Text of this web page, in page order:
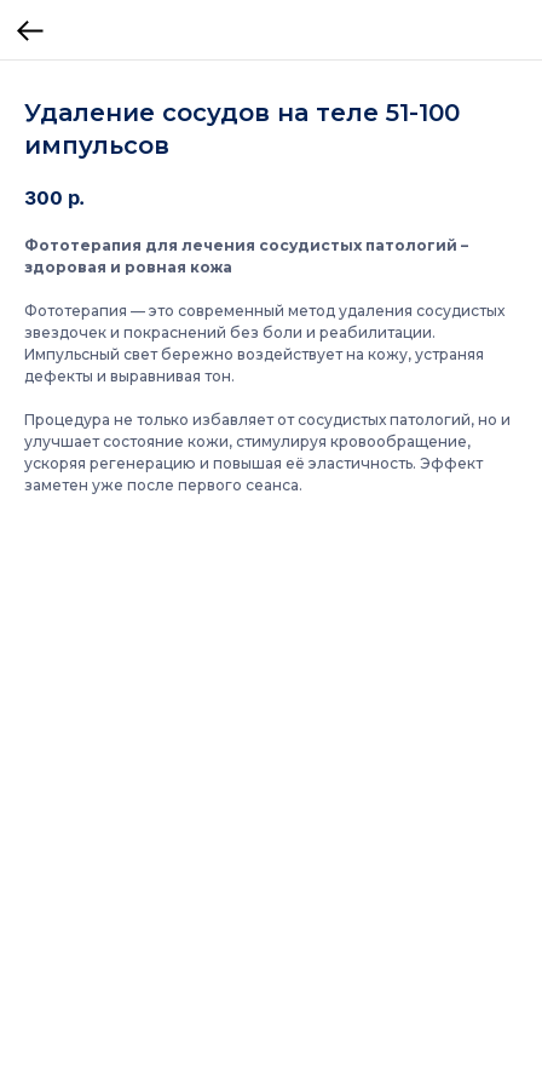
Удаление сосудов на теле 51-100
импульсов
300 р.
Фототерапия для лечения сосудистых патологий –
здоровая и ровная кожа
Фототерапия — это современный метод удаления сосудистых
звездочек и покраснений без боли и реабилитации.
Импульсный свет бережно воздействует на кожу, устраняя
дефекты и выравнивая тон.
Процедура не только избавляет от сосудистых патологий, но и
улучшает состояние кожи, стимулируя кровообращение,
ускоряя регенерацию и повышая её эластичность. Эффект
заметен уже после первого сеанса.